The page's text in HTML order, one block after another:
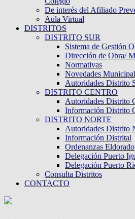
De interés del Afiliado
Aula Virtual
DISTRITOS
DISTRITO SUR
Sistema de Gestión
Dirección de Obra/
Normativas
Novedades
Autoridades Distrito
DISTRITO CENTRO
Autoridades Distrito
Información Distrito
DISTRITO NORTE
Autoridades Distrito
Información Distrital
Ordenanzas Eldorado
Delegación Puerto
Delegación Puerto
Consulta Distritos
CONTACTO